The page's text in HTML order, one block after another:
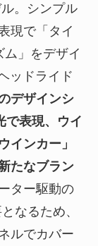
。シンプル
現で「タイ
」をデザイ
ッドライド
デザインシ
で表現、ウイ
インカー」
たなブラン
ター駆動の
なるため、
ルでカバー